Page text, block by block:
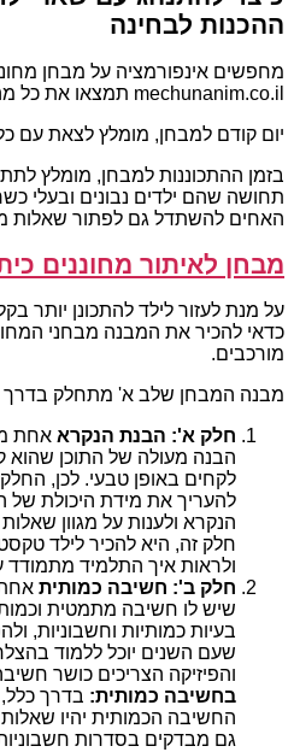
ההכנות לבחינה
מחפשים אינפורמציה על מבחן
mechunanim.co.il תמצאו את כל מה שחיפשתם.
יום קודם למבחן, מומלץ לצאת עם
בזמן ההתכוננות למבחן, מומלץ
תחושה שהם ילדים נבונים ובעלי
האחים להשתדל גם לפתור שאלות
מבחן לאיתור מחוננים
על מנת לעזור לילד להתכונן יותר
כדאי להכיר את המבנה מבחני
מורכבים.
מבנה המבחן שלב א' מתחלק בדרך כלל ל2
חלק א': הבנת הנקרא אחת
הבנה מעולה של התוכן שהוא
לקחים באופן טבעי. לכן,
להעריך את מידת היכולת של
הנקרא ולענות על מגוון
חלק זה, היא להכיר לילד
ולראות איך התלמיד
חלק ב': חשיבה כמותית אחת
שיש לו חשיבה מתמטית
בעיות כמותיות וחשבוניות,
שעם השנים יוכל ללמוד
והפיזיקה הצריכים כושר
בחשיבה כמותית: בדרך
החשיבה הכמותית יהיו שאלות
גם מבדקים בסדרות